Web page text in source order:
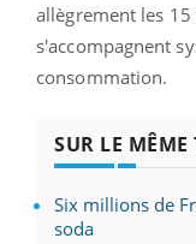
allègrement les 15
s'accompagnent
consommation.
SUR LE MÊME
Six millions de
soda